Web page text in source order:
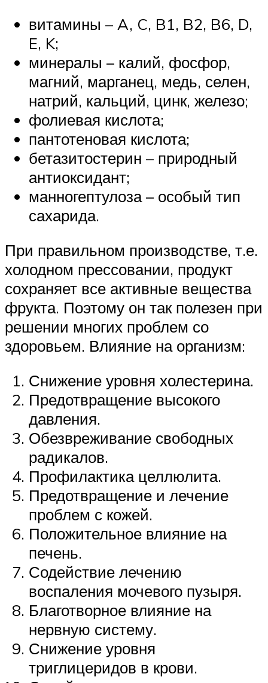
витамины – A, C, B1, B2, B6, D,
E, K;
минералы – калий, фосфор,
магний, марганец, медь, селен,
натрий, кальций, цинк, железо;
фолиевая кислота;
пантотеновая кислота;
бетазитостерин – природный
антиоксидант;
манногептулоза – особый тип
сахарида.
При правильном производстве, т.е.
холодном прессовании, продукт
сохраняет все активные вещества
фрукта. Поэтому он так полезен при
решении многих проблем со
здоровьем. Влияние на организм:
Снижение уровня холестерина.
Предотвращение высокого
давления.
Обезвреживание свободных
радикалов.
Профилактика целлюлита.
Предотвращение и лечение
проблем с кожей.
Положительное влияние на
печень.
Содействие лечению
воспаления мочевого пузыря.
Благотворное влияние на
нервную систему.
Снижение уровня
триглицеридов в крови.